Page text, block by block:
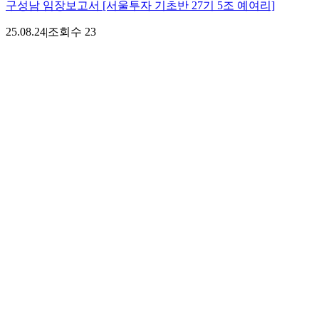
구성남 임장보고서 [서울투자 기초반 27기 5조 예여리]
25.08.24|조회수 23